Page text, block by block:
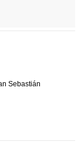
Sebastián